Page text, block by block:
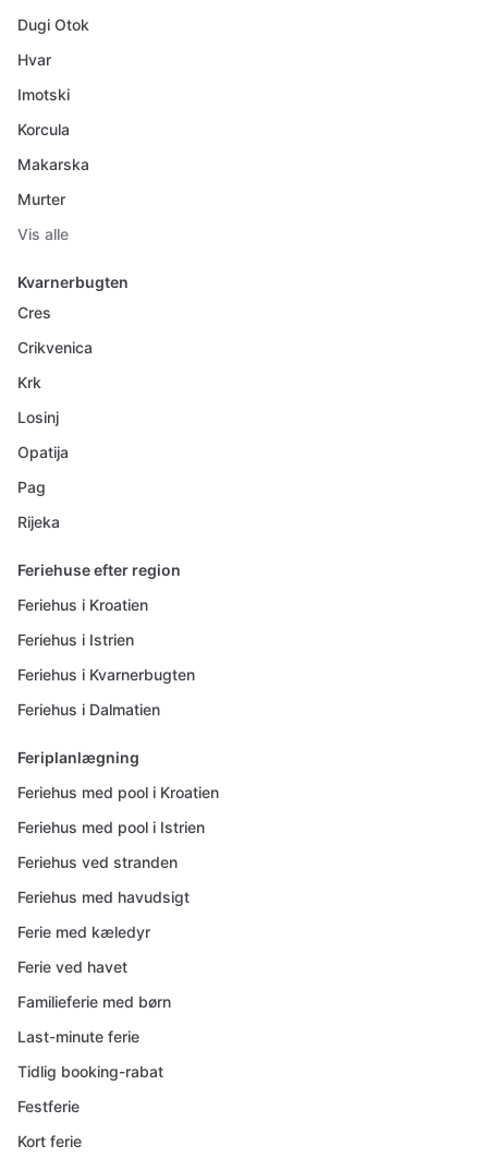
Dugi Otok
Hvar
Imotski
Korcula
Makarska
Murter
Vis alle
Kvarnerbugten
Cres
Crikvenica
Krk
Losinj
Opatija
Pag
Rijeka
Feriehuse efter region
Feriehus i Kroatien
Feriehus i Istrien
Feriehus i Kvarnerbugten
Feriehus i Dalmatien
Feriplanlægning
Feriehus med pool i Kroatien
Feriehus med pool i Istrien
Feriehus ved stranden
Feriehus med havudsigt
Ferie med kæledyr
Ferie ved havet
Familieferie med børn
Last-minute ferie
Tidlig booking-rabat
Festferie
Kort ferie